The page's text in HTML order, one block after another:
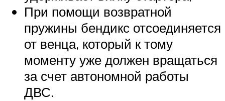
При помощи возвратной
пружины бендикс отсоединяется
от венца, который к тому
моменту уже должен вращаться
за счет автономной работы
ДВС.